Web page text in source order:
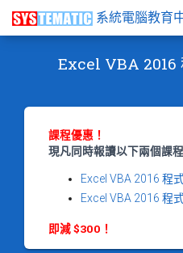
系統電腦教育
Excel VBA 2016
課程優惠！
現凡同時報讀以下兩個課程
Excel VBA 2016 程
Excel VBA 2016 程
即減 $300！